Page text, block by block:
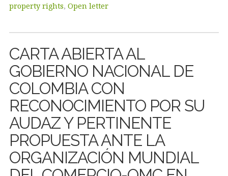
property rights, Open letter
CARTA ABIERTA AL
GOBIERNO NACIONAL DE
COLOMBIA CON
RECONOCIMIENTO POR SU
AUDAZ Y PERTINENTE
PROPUESTA ANTE LA
ORGANIZACIÓN MUNDIAL